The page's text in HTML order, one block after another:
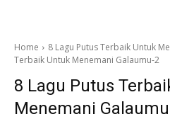
Home 8 Lagu Putus Terbaik Untuk
Terbaik Untuk Menemani Galaumu-2
8 Lagu Putus
Menemani